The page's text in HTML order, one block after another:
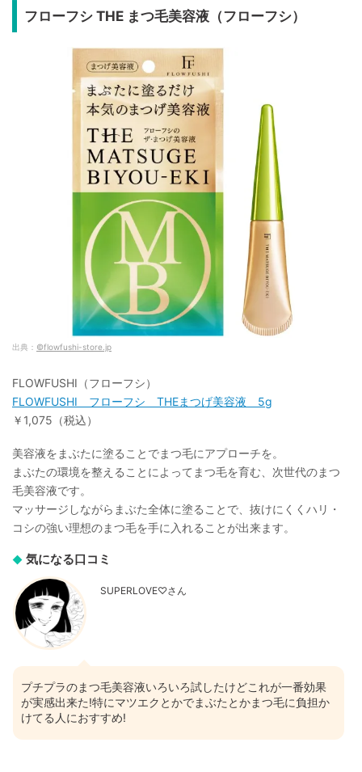
フローフシ THE まつ毛美容液（フローフシ）
出典： ©flowfushi-store.jp
FLOWFUSHI（フローフシ）
FLOWFUSHI フローフシ THEまつげ美容液 5g
￥1,075（税込）
美容液をまぶたに塗ることでまつ毛にアプローチを。
まぶたの環境を整えることによってまつ毛を育む、次世代のまつ
毛美容液です。
マッサージしながらまぶた全体に塗ることで、抜けにくくハリ・
コシの強い理想のまつ毛を手に入れることが出来ます。
気になる口コミ
SUPERLOVE♡さん
プチプラのまつ毛美容液いろいろ試したけどこれが一番効果
が実感出来た!特にマツエクとかでまぶたとかまつ毛に負担か
けてる人におすすめ!